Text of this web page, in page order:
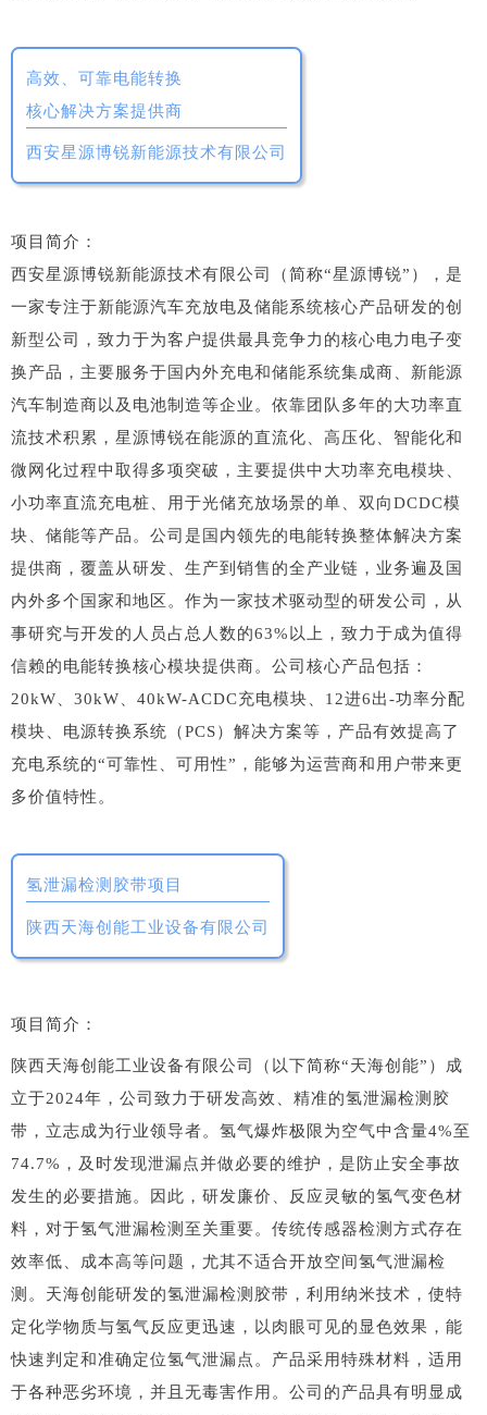
高效、可靠电能转换
核心解决方案提供商
西安星源博锐新能源技术有限公司
项目简介：
西安星源博锐新能源技术有限公司（简称“星源博锐”），是
一家专注于新能源汽车充放电及储能系统核心产品研发的创
新型公司，致力于为客户提供最具竞争力的核心电力电子变
换产品，主要服务于国内外充电和储能系统集成商、新能源
汽车制造商以及电池制造等企业。依靠团队多年的大功率直
流技术积累，星源博锐在能源的直流化、高压化、智能化和
微网化过程中取得多项突破，主要提供中大功率充电模块、
小功率直流充电桩、用于光储充放场景的单、双向DCDC模
块、储能等产品。公司是国内领先的电能转换整体解决方案
提供商，覆盖从研发、生产到销售的全产业链，业务遍及国
内外多个国家和地区。作为一家技术驱动型的研发公司，从
事研究与开发的人员占总人数的63%以上，致力于成为值得
信赖的电能转换核心模块提供商。公司核心产品包括：
20kW、30kW、40kW-ACDC充电模块、12进6出-功率分配
模块、电源转换系统（PCS）解决方案等，产品有效提高了
充电系统的“可靠性、可用性”，能够为运营商和用户带来更
多价值特性。
氢泄漏检测胶带项目
陕西天海创能工业设备有限公司
项目简介：
陕西天海创能工业设备有限公司（以下简称“天海创能”）成
立于2024年，公司致力于研发高效、精准的氢泄漏检测胶
带，立志成为行业领导者。氢气爆炸极限为空气中含量4%至
74.7%，及时发现泄漏点并做必要的维护，是防止安全事故
发生的必要措施。因此，研发廉价、反应灵敏的氢气变色材
料，对于氢气泄漏检测至关重要。传统传感器检测方式存在
效率低、成本高等问题，尤其不适合开放空间氢气泄漏检
测。天海创能研发的氢泄漏检测胶带，利用纳米技术，使特
定化学物质与氢气反应更迅速，以肉眼可见的显色效果，能
快速判定和准确定位氢气泄漏点。产品采用特殊材料，适用
于各种恶劣环境，并且无毒害作用。公司的产品具有明显成